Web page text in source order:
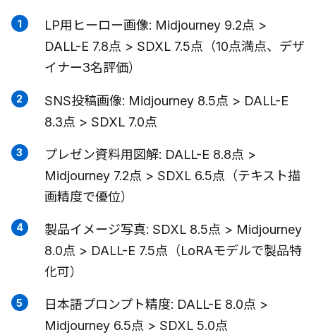
LP用ヒーロー画像: Midjourney 9.2点 >
DALL-E 7.8点 > SDXL 7.5点（10点満点、デザ
イナー3名評価）
SNS投稿画像: Midjourney 8.5点 > DALL-E
8.3点 > SDXL 7.0点
プレゼン資料用図解: DALL-E 8.8点 >
Midjourney 7.2点 > SDXL 6.5点（テキスト描
画精度で優位）
製品イメージ写真: SDXL 8.5点 > Midjourney
8.0点 > DALL-E 7.5点（LoRAモデルで製品特
化可）
日本語プロンプト精度: DALL-E 8.0点 >
Midjourney 6.5点 > SDXL 5.0点